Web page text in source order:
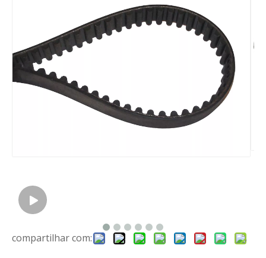
compartilhar com: